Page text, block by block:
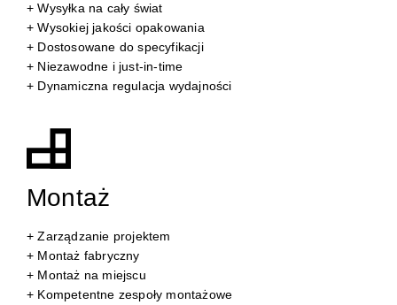
+ Wysyłka na cały świat
+ Wysokiej jakości opakowania
+ Dostosowane do specyfikacji
+ Niezawodne i just-in-time
+ Dynamiczna regulacja wydajności
Montaż
+ Zarządzanie projektem
+ Montaż fabryczny
+ Montaż na miejscu
+ Kompetentne zespoły montażowe